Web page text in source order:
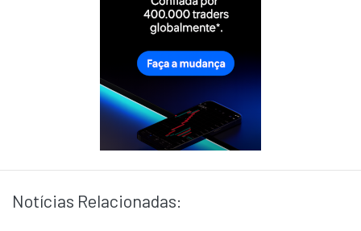
Notícias Relacionadas: